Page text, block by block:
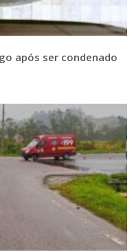
após ser condenado